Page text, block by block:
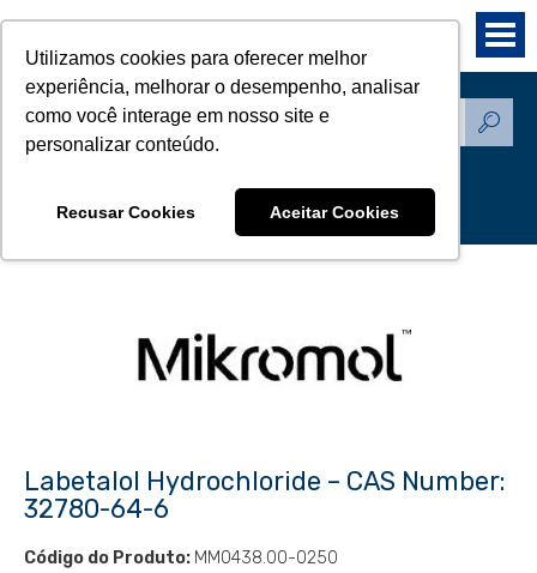
Utilizamos cookies para oferecer melhor
experiência, melhorar o desempenho, analisar
como você interage em nosso site e
personalizar conteúdo.
Recusar Cookies Aceitar Cookies
Produtos - Padrões de
Labetalol Hydrochloride – CAS Number:
32780-64-6
Código do Produto: MM0438.00-0250